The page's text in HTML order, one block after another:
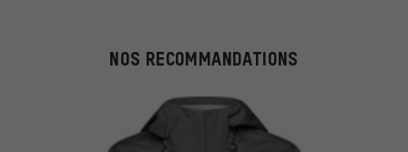
NOS RECOMMANDATIONS